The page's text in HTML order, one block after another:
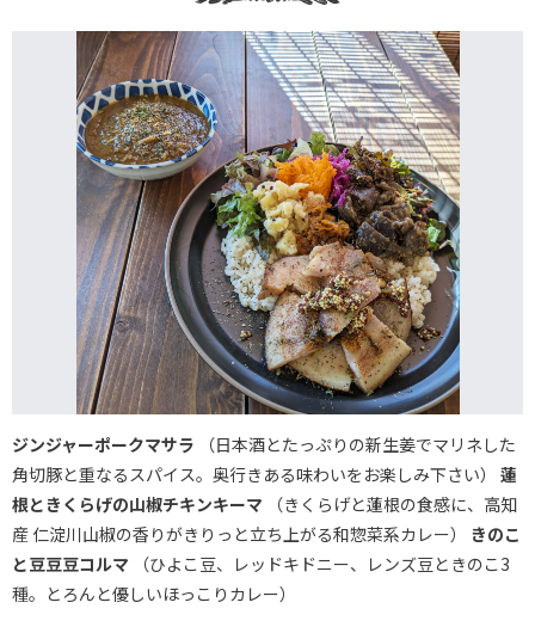
ジンジャーポークマサラ （日本酒とたっぷりの新生姜でマリネした
角切豚と重なるスパイス。奥行きある味わいをお楽しみ下さい） 蓮
根ときくらげの山椒チキンキーマ （きくらげと蓮根の食感に、高知
産 仁淀川山椒の香りがきりっと立ち上がる和惣菜系カレー） きのこ
と豆豆豆コルマ （ひよこ豆、レッドキドニー、レンズ豆ときのこ3
種。とろんと優しいほっこりカレー）